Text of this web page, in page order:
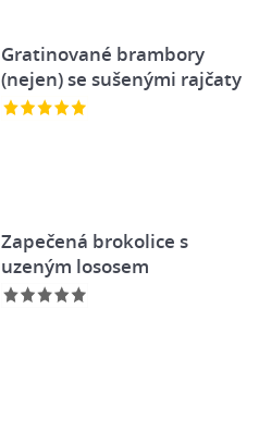
Gratinované brambory
(nejen) se sušenými rajčaty
Zapečená brokolice s
uzeným lososem